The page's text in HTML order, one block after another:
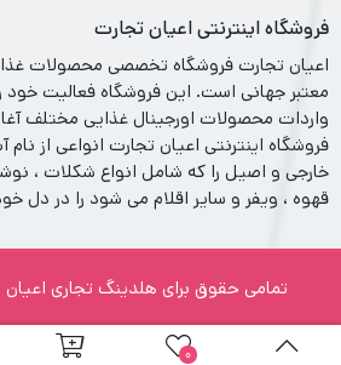
فروشگاه اینترنتی اعیان تجارت
اعیان تجارت فروشگاه تخصصی محصولات
واردات محصولات اورجینال غذایی مختلف
فروشگاه اینترنتی اعیان تجارت انواعی از
خارجی و اصیل را که شامل انواع شکلات ،
قهوه ، ویفر و سایر اقلام می شود را در دل
تمامی حقوق برای هلدینگ تجاری
0